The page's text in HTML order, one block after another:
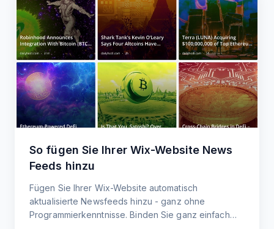
So fügen Sie Ihrer Wix-Website News
Feeds hinzu
Fügen Sie Ihrer Wix-Website automatisch
aktualisierte Newsfeeds hinzu - ganz ohne
Programmierkenntnisse. Binden Sie ganz einfach